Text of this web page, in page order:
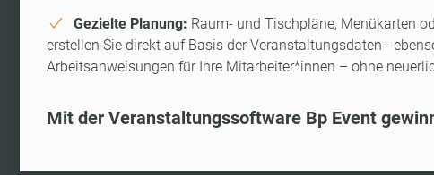
Gezielte Planung: Raum- und Tischpläne, Menükarten
erstellen Sie direkt auf Basis der Veranstaltungsdaten -
Arbeitsanweisungen für Ihre Mitarbeiter*innen – ohne
Mit der Veranstaltungssoftware Bp Event